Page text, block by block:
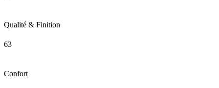
Qualité & Finition
63
Confort